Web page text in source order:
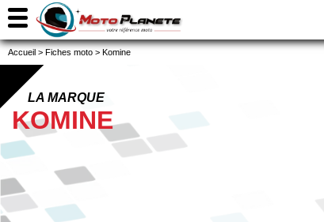
Accueil > Fiches moto > Komine
LA MARQUE
KOMINE